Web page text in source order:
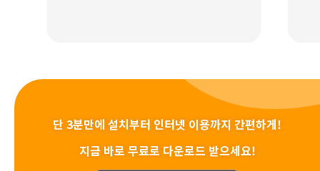
단 3분만에 설치부터 인터넷 이용까지 간편하게!
지금 바로 무료로 다운로드 받으세요!